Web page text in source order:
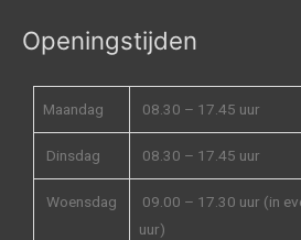
Openingstijden
Maandag 08.30 – 17.45 uur
Dinsdag 08.30 – 17.45 uur
Woensdag
09.00 – 17.30 uur (in
uur)